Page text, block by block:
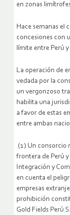
en zonas
Hace semanas el
concesiones con
límite entre Perú
La operación de
vedada por la
un vergonzoso
habilita una
a favor de estas
entre ambas
(1) Un consorcio
frontera de Perú
Integración y
en cuenta el
empresas
prohibición
Gold Fields Perú